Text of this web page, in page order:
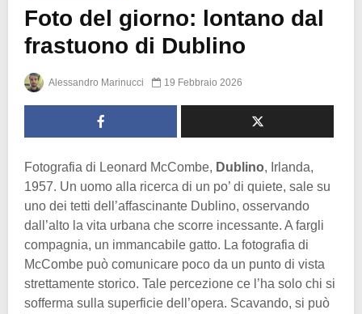
Foto del giorno: lontano dal
frastuono di Dublino
Alessandro Marinucci 19 Febbraio 2026
Fotografia di Leonard McCombe, Dublino, Irlanda,
1957. Un uomo alla ricerca di un po’ di quiete, sale su
uno dei tetti dell’affascinante Dublino, osservando
dall’alto la vita urbana che scorre incessante. A fargli
compagnia, un immancabile gatto. La fotografia di
McCombe può comunicare poco da un punto di vista
strettamente storico. Tale percezione ce l’ha solo chi si
sofferma sulla superficie dell’opera. Scavando, si può